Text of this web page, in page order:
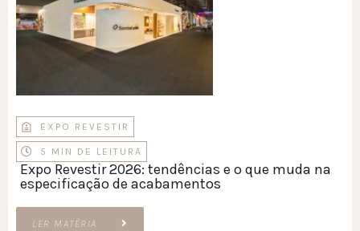
EXPO REVESTIR
5 MIN DE LEITURA
Expo Revestir 2026: tendências e o que muda na
especificação de acabamentos
LER MATÉRIA